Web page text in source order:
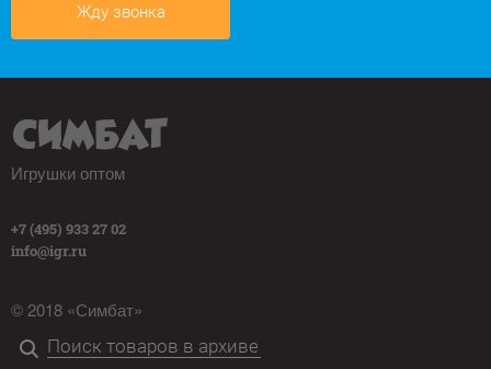
Жду звонка
Игрушки оптом
+7 (495) 933 27 02
info@igr.ru
© 2018 «Симбат»